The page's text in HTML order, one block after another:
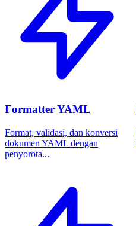
Formatter YAML
Format, validasi, dan konversi
dokumen YAML dengan
penyorota...